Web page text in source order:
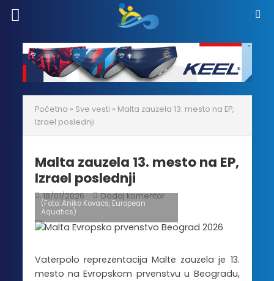
Početna » Sve vesti » Malta zauzela 13. mesto na EP,
Izrael poslednji
Malta zauzela 13. mesto na EP,
Izrael poslednji
18/01/2026 Dodaj komentar
(Foto: Aniko Kovacs, European
Aquatics)
Vaterpolo reprezentacija Malte zauzela je 13.
mesto na Evropskom prvenstvu u Beogradu,